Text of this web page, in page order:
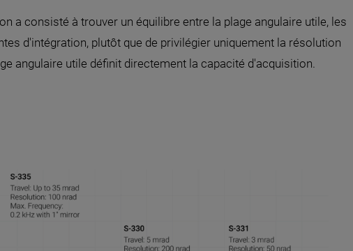
a consisté à trouver un équilibre entre la plage angulaire utile, les
d'intégration, plutôt que de privilégier uniquement la résolution
angulaire utile définit directement la capacité d'acquisition.